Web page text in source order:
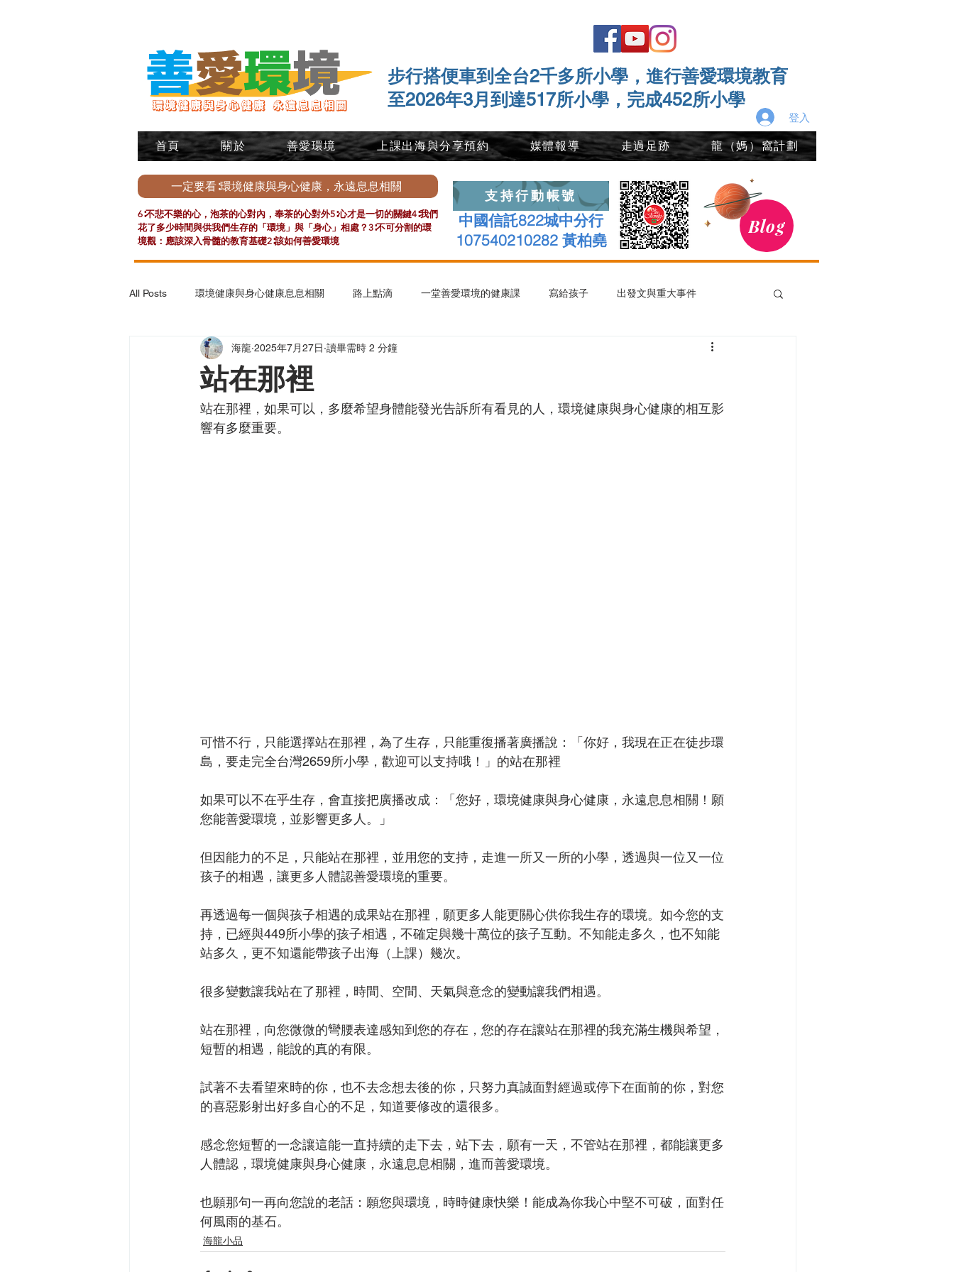
步行搭便車到全台2千多所小學，進行善愛環境教育
至2026年3月到達517所小學，完成452所小學
登入
首頁 關於 善愛環境 上課出海與分享預約 媒體報導 走過足跡 龍（媽）窩計劃
一定要看∶環境健康與身心健康，永遠息息相關
6∶不悲不樂的心，泡茶的心對內，奉茶的心對外5∶心才是一切的關鍵4∶我們
花了多少時間與供我們生存的「環境」與「身心」相處？3∶不可分割的環
境觀：應該深入骨髓的教育基礎2∶該如何善愛環境
支持行動帳號
中國信託822城中分行
107540210282 黃柏堯
Blog
All Posts 環境健康與身心健康息息相關 路上點滴 一堂善愛環境的健康課 寫給孩子 出發文與重大事件
健海天使 龍（媽）窩計劃 寫給家長與老師
站在那裡
海龍 2025年7月27日 讀畢需時 2 分鐘
站在那裡，如果可以，多麼希望身體能發光告訴所有看見的人，環境健康與身心健康的相互影
響有多麼重要。
可惜不行，只能選擇站在那裡，為了生存，只能重復播著廣播說：「你好，我現在正在徒步環
島，要走完全台灣2659所小學，歡迎可以支持哦！」的站在那裡
如果可以不在乎生存，會直接把廣播改成：「您好，環境健康與身心健康，永遠息息相關！願
您能善愛環境，並影響更多人。」
但因能力的不足，只能站在那裡，並用您的支持，走進一所又一所的小學，透過與一位又一位
孩子的相遇，讓更多人體認善愛環境的重要。
再透過每一個與孩子相遇的成果站在那裡，願更多人能更關心供你我生存的環境。如今您的支
持，已經與449所小學的孩子相遇，不確定與幾十萬位的孩子互動。不知能走多久，也不知能
站多久，更不知還能帶孩子出海（上課）幾次。
很多變數讓我站在了那裡，時間、空間、天氣與意念的變動讓我們相遇。
站在那裡，向您微微的彎腰表達感知到您的存在，您的存在讓站在那裡的我充滿生機與希望，
短暫的相遇，能說的真的有限。
試著不去看望來時的你，也不去念想去後的你，只努力真誠面對經過或停下在面前的你，對您
的喜惡影射出好多自心的不足，知道要修改的還很多。
感念您短暫的一念讓這能一直持續的走下去，站下去，願有一天，不管站在那裡，都能讓更多
人體認，環境健康與身心健康，永遠息息相關，進而善愛環境。
也願那句一再向您說的老話：願您與環境，時時健康快樂！能成為你我心中堅不可破，面對任
何風雨的基石。
海龍小品